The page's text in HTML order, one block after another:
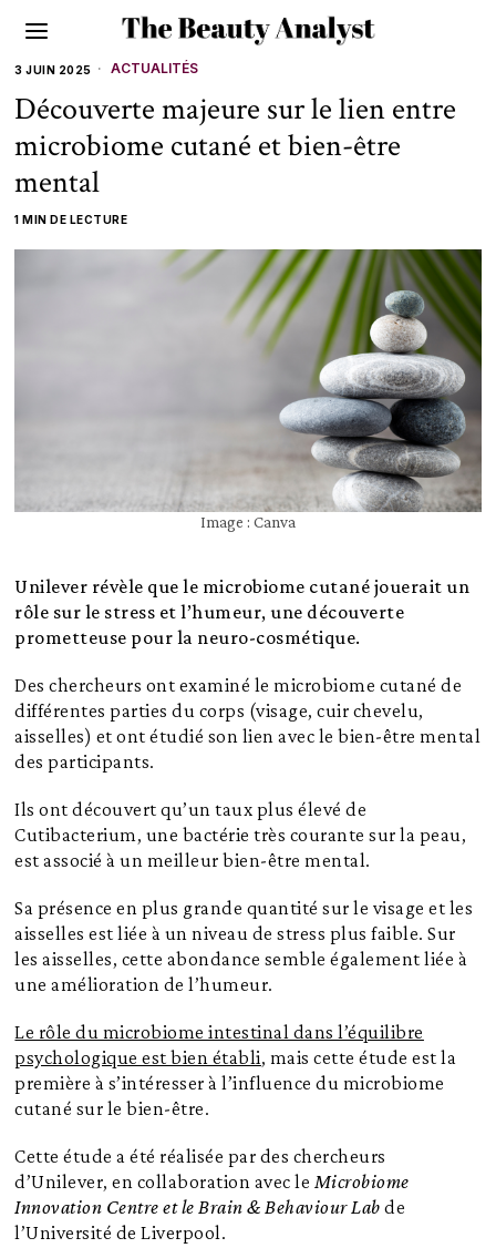
3 JUIN 2025 ACTUALITÉS
Découverte majeure sur le lien entre
microbiome cutané et bien-être
mental
1 MIN DE LECTURE
Image : Canva
Unilever révèle que le microbiome cutané jouerait un
rôle sur le stress et l’humeur, une découverte
prometteuse pour la neuro-cosmétique.
Des chercheurs ont examiné le microbiome cutané de
différentes parties du corps (visage, cuir chevelu,
aisselles) et ont étudié son lien avec le bien-être mental
des participants.
Ils ont découvert qu’un taux plus élevé de
Cutibacterium, une bactérie très courante sur la peau,
est associé à un meilleur bien-être mental.
Sa présence en plus grande quantité sur le visage et les
aisselles est liée à un niveau de stress plus faible. Sur
les aisselles, cette abondance semble également liée à
une amélioration de l’humeur.
Le rôle du microbiome intestinal dans l’équilibre
psychologique est bien établi, mais cette étude est la
première à s’intéresser à l’influence du microbiome
cutané sur le bien-être.
Cette étude a été réalisée par des chercheurs
d’Unilever, en collaboration avec le Microbiome
Innovation Centre et le Brain & Behaviour Lab de
l’Université de Liverpool.